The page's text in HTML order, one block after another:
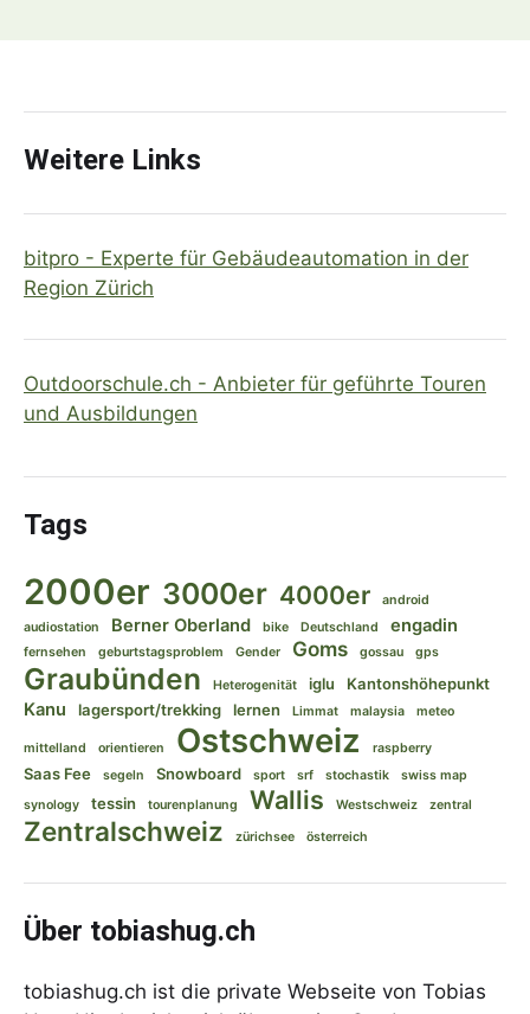
Weitere Links
bitpro - Experte für Gebäudeautomation in der
Region Zürich
Outdoorschule.ch - Anbieter für geführte Touren
und Ausbildungen
Tags
2000er 3000er 4000er
android
audiostation
Berner Oberland bike Deutschland engadin
fernsehen geburtstagsproblem Gender Goms gossau gps
Graubünden Heterogenität iglu Kantonshöhepunkt
Kanu lagersport/trekking lernen Limmat malaysia meteo
mittelland orientieren Ostschweiz raspberry
Saas Fee segeln Snowboard sport srf stochastik
swiss map
synology
tessin tourenplanung Wallis Westschweiz zentral
Zentralschweiz zürichsee österreich
Über tobiashug.ch
tobiashug.ch ist die private Webseite von Tobias